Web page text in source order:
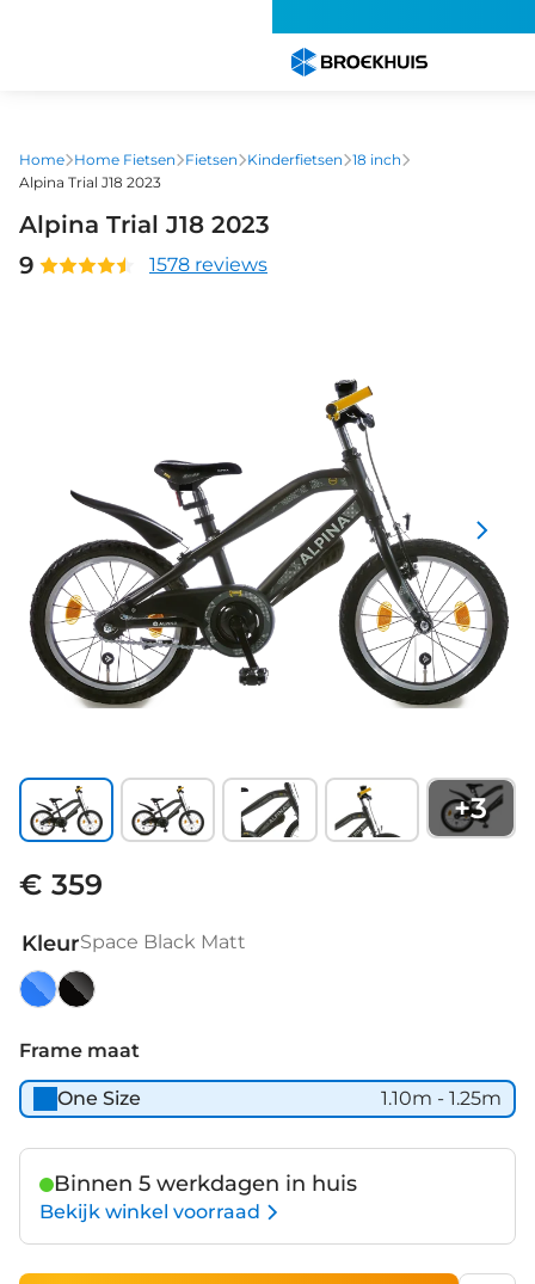
gaan
Home Home Fietsen Fietsen Kinderfietsen 18 inch
Alpina Trial J18 2023
Alpina Trial J18 2023
9
1578 reviews
+3
€ 359
KleurSpace Black Matt
Blue
Matt
Black
Matt
Frame maat
One Size 1.10m - 1.25m
Binnen 5 werkdagen in huis
Bekijk winkel voorraad